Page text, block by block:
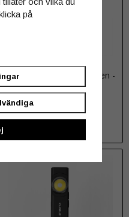
Ficklampa Nyckelring
Acebeam Keylite 500 lumen -
Färgval
på